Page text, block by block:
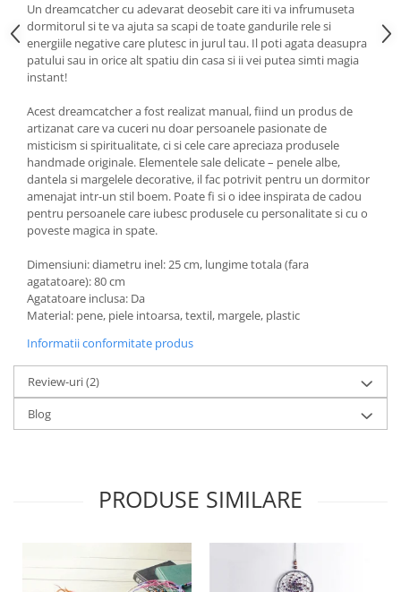
Un dreamcatcher cu adevarat deosebit care iti va infrumuseta
dormitorul si te va ajuta sa scapi de toate gandurile rele si
energiile negative care plutesc in jurul tau. Il poti agata deasupra
patului sau in orice alt spatiu din casa si ii vei putea simti magia
instant!
Acest dreamcatcher a fost realizat manual, fiind un produs de
artizanat care va cuceri nu doar persoanele pasionate de
misticism si spiritualitate, ci si cele care apreciaza produsele
handmade originale. Elementele sale delicate – penele albe,
dantela si margelele decorative, il fac potrivit pentru un dormitor
amenajat intr-un stil boem. Poate fi si o idee inspirata de cadou
pentru persoanele care iubesc produsele cu personalitate si cu o
poveste magica in spate.
Dimensiuni: diametru inel: 25 cm, lungime totala (fara
agatatoare): 80 cm
Agatatoare inclusa: Da
Material: pene, piele intoarsa, textil, margele, plastic
Informatii conformitate produs
Review-uri(2)
Blog
PRODUSE SIMILARE